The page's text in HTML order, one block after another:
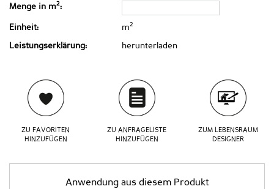
Menge in m2:
Einheit: m2
Leistungserklärung: herunterladen
ZU FAVORITEN
HINZUFÜGEN
ZU ANFRAGELISTE
HINZUFÜGEN
ZUM LEBENSRAUM
DESIGNER
Anwendung aus diesem Produkt